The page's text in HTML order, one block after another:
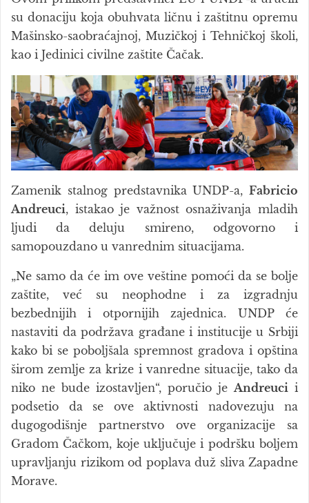
su donaciju koja obuhvata ličnu i zaštitnu opremu
Mašinsko-saobraćajnoj, Muzičkoj i Tehničkoj školi,
kao i Jedinici civilne zaštite Čačak.
Zamenik stalnog predstavnika UNDP-a, Fabricio
Andreuci, istakao je važnost osnaživanja mladih
ljudi da deluju smireno, odgovorno i
samopouzdano u vanrednim situacijama.
„Ne samo da će im ove veštine pomoći da se bolje
zaštite, već su neophodne i za izgradnju
bezbednijih i otpornijih zajednica. UNDP će
nastaviti da podržava građane i institucije u Srbiji
kako bi se poboljšala spremnost gradova i opština
širom zemlje za krize i vanredne situacije, tako da
niko ne bude izostavljen“, poručio jeAndreuci i
podsetio da se ove aktivnosti nadovezuju na
dugogodišnje partnerstvo ove organizacije sa
Gradom Čačkom, koje uključuje i podršku boljem
upravljanju rizikom od poplava duž sliva Zapadne
Morave.